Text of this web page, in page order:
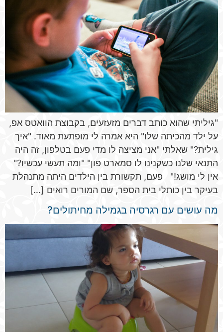
"גיליתי שהוא כותב דברים מזעזעים, בקבוצת הוואטס אפ,
על ילד מהכיתה שלו" היא אמרה לי מופתעת מאוד. "איך
גילית?" שאלתי "אני מציצה לו מדי פעם בטלפון, זה היה
התנאי שלנו כשקנינו לו סמארט פון" "ומה תעשי עכשיו?"
אין לי מושג!" פעם, תקשורת בין הילדים היתה מתנהלת
בעיקר בין כותלי בית הספר, שם המורים רואים […]
מה עושים עם רגרסיה בגמילה מחיתולים?